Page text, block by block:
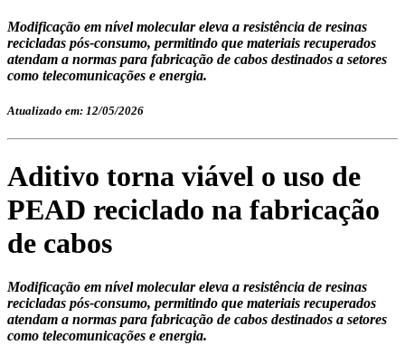
Modificação em nível molecular eleva a resistência de resinas
recicladas pós-consumo, permitindo que materiais recuperados
atendam a normas para fabricação de cabos destinados a setores
como telecomunicações e energia.
Atualizado em: 12/05/2026
Aditivo torna viável o uso de
PEAD reciclado na fabricação
de cabos
Modificação em nível molecular eleva a resistência de resinas
recicladas pós-consumo, permitindo que materiais recuperados
atendam a normas para fabricação de cabos destinados a setores
como telecomunicações e energia.